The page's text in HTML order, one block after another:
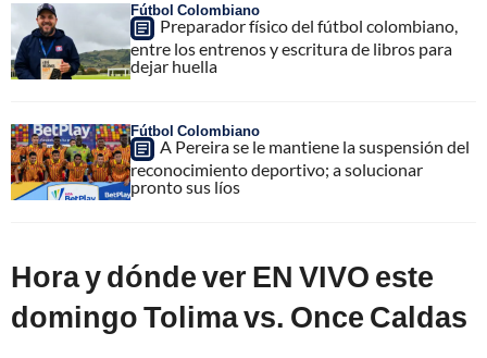
Fútbol Colombiano
Preparador físico del fútbol colombiano,
entre los entrenos y escritura de libros para
dejar huella
Fútbol Colombiano
A Pereira se le mantiene la suspensión del
reconocimiento deportivo; a solucionar
pronto sus líos
Hora y dónde ver EN VIVO este
domingo Tolima vs. Once Caldas